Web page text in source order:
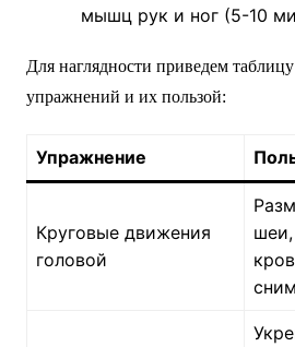
мышц рук и ног (5-10
Для наглядности приведем
упражнений и их пользой:
Упражнение
Круговые движения
головой